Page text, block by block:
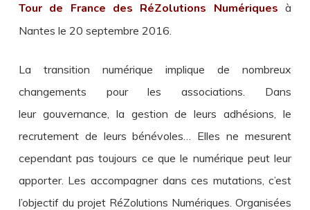
Tour de France des RéZolutions Numériques à
Nantes le 20 septembre 2016.
La transition numérique implique de nombreux
changements pour les associations. Dans
leur gouvernance, la gestion de leurs adhésions, le
recrutement de leurs bénévoles… Elles ne mesurent
cependant pas toujours ce que le numérique peut leur
apporter. Les accompagner dans ces mutations, c’est
l’objectif du projet RéZolutions Numériques. Organisées